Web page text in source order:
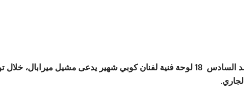
اشرى الملك محمد السادس 18 لوحة فنية لفنان كوبي شهير يدعى مشيل
.